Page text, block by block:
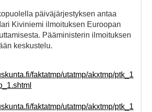
päiväjärjestyksen antaa
Kiviniemi ilmoituksen Euroopan
Pääministerin ilmoituksen
keskustelu.
faktatmp/utatmp/akxtmp/ptk_1
faktatmp/utatmp/akxtmp/ptk_1